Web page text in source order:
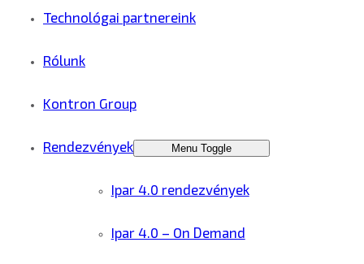
Technológai partnereink
Rólunk
Kontron Group
Rendezvények Menu Toggle
Ipar 4.0 rendezvények
Ipar 4.0 – On Demand